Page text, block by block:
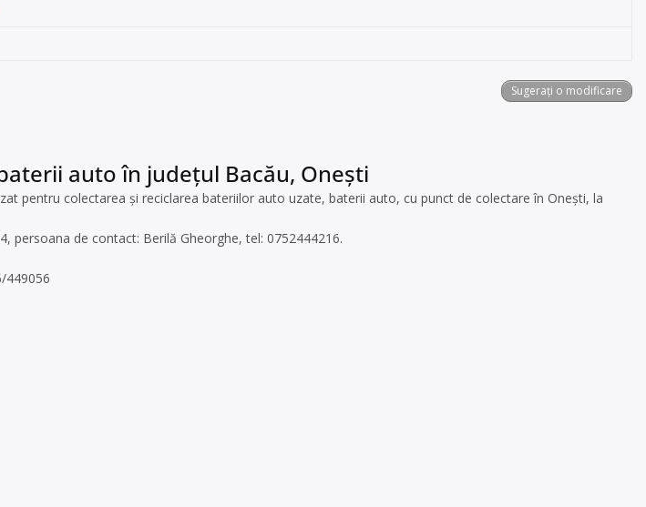
Sugerați o modificare
auto în județul Bacău, Onești
pentru colectarea și reciclarea bateriilor auto uzate, baterii auto, cu punct de colectare în Onești, la
persoana de contact: Berilă Gheorghe, tel: 0752444216.
449056